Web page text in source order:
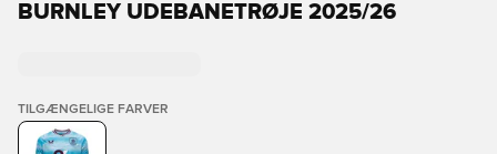
BURNLEY UDEBANETRØJE 2025/26
TILGÆNGELIGE FARVER